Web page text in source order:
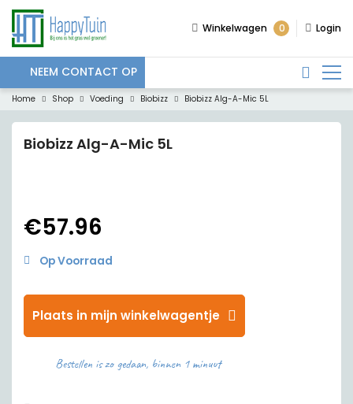
Winkelwagen 0 Login
NEEM CONTACT OP
Home Shop Voeding Biobizz Biobizz Alg-A-Mic 5L
Biobizz Alg-A-Mic 5L
€57.96
Op Voorraad
Plaats in mijn winkelwagentje
Bestellen is zo gedaan, binnen 1 minuut